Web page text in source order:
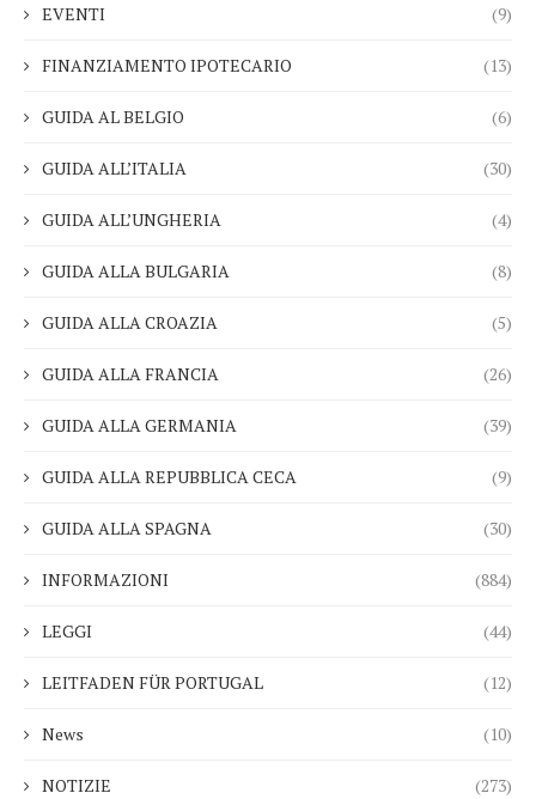
EVENTI (9)
FINANZIAMENTO IPOTECARIO (13)
GUIDA AL BELGIO (6)
GUIDA ALL’ITALIA (30)
GUIDA ALL’UNGHERIA (4)
GUIDA ALLA BULGARIA (8)
GUIDA ALLA CROAZIA (5)
GUIDA ALLA FRANCIA (26)
GUIDA ALLA GERMANIA (39)
GUIDA ALLA REPUBBLICA CECA (9)
GUIDA ALLA SPAGNA (30)
INFORMAZIONI (884)
LEGGI (44)
LEITFADEN FÜR PORTUGAL (12)
News (10)
NOTIZIE (273)